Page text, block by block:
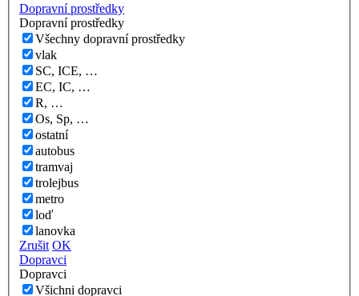
Dopravní prostředky
Dopravní prostředky
Všechny dopravní prostředky
vlak
SC, ICE, …
EC, IC, …
R, …
Os, Sp, …
ostatní
autobus
tramvaj
trolejbus
metro
loď
lanovka
Zrušit OK
Dopravci
Dopravci
Všichni dopravci